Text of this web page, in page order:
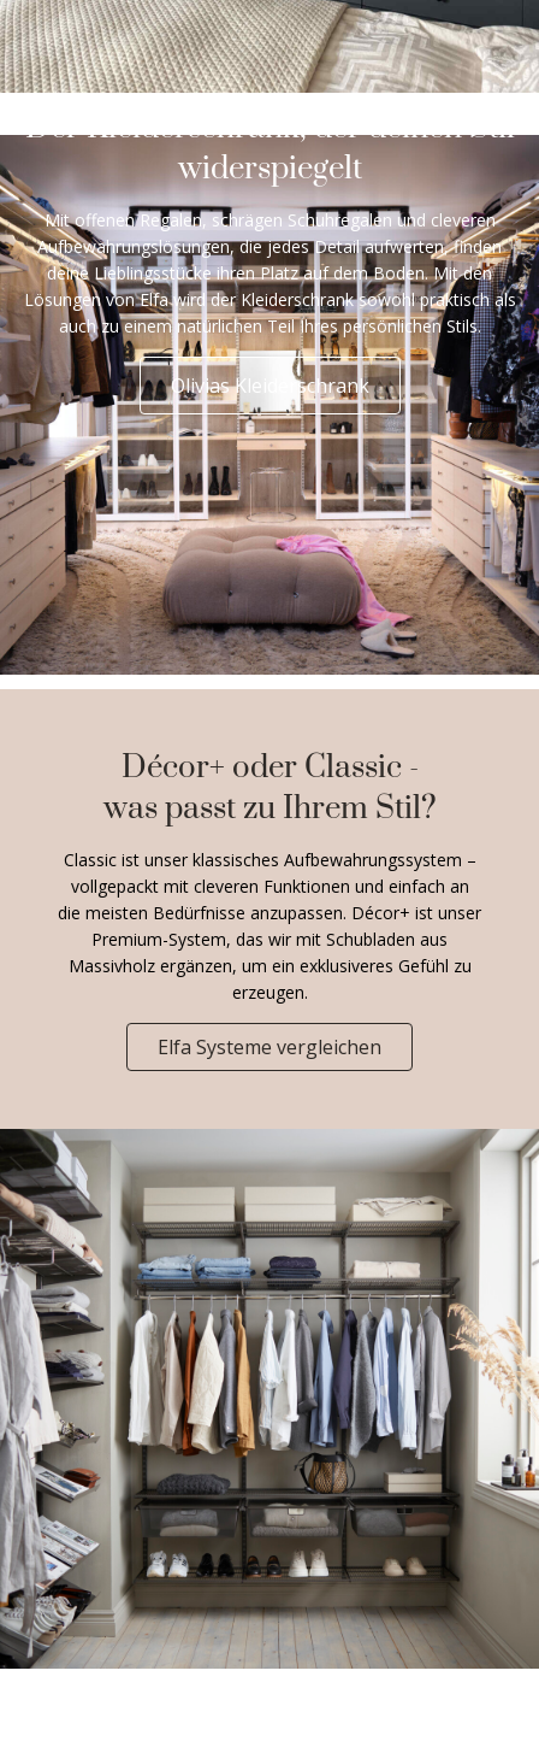
Der Kleiderschrank, der deinen Stil
widerspiegelt
Mit offenen Regalen, schrägen Schuhregalen und cleveren
Aufbewahrungslösungen, die jedes Detail aufwerten, finden
deine Lieblingsstücke ihren Platz auf dem Boden. Mit den
Lösungen von Elfa wird der Kleiderschrank sowohl praktisch als
auch zu einem natürlichen Teil Ihres persönlichen Stils.
Olivias Kleiderschrank
Décor+ oder Classic -
was passt zu Ihrem Stil?
Classic ist unser klassisches Aufbewahrungssystem –
vollgepackt mit cleveren Funktionen und einfach an
die meisten Bedürfnisse anzupassen. Décor+ ist unser
Premium-System, das wir mit Schubladen aus
Massivholz ergänzen, um ein exklusiveres Gefühl zu
erzeugen.
Elfa Systeme vergleichen